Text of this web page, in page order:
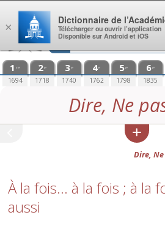
Aller au contenu
1 re
1694
2e
1718
3e
1740
4e
1762
5e
1798
6e
1835
Dire, Ne
Dire,
À la fois… à la fois ; à la
aussi
×
Dictionnaire de
Télécharger ou ouvrir l’application
Disponible sur Android et iOS